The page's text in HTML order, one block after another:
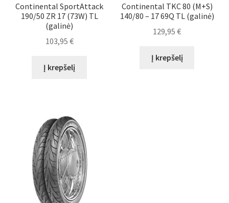
Continental SportAttack
190/50 ZR 17 (73W) TL
(galinė)
103,95 €
Į krepšelį
Continental TKC 80 (M+S)
140/80 – 17 69Q TL (galinė)
129,95€
Į krepšelį